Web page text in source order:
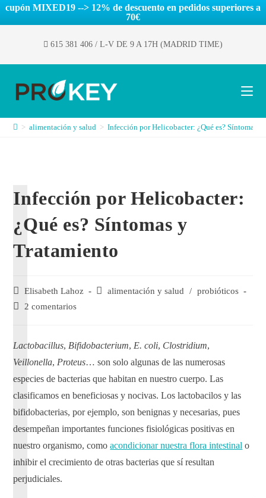
cupón MIXED19 --> 12% de descuento en pedidos superiores a
70€
615 381 406 / L-V DE 9 A 17H (MADRID TIME)
> alimentación y salud > Infección por Helicobacter: ¿Qué es? Síntomas
Infección por Helicobacter:
¿Qué es? Síntomas y
Tratamiento
Elisabeth Lahoz alimentación y salud / probióticos
2 comentarios
Lactobacillus, Bifidobacterium, E. coli, Clostridium,
Veillonella, Proteus… son solo algunas de las numerosas
especies de bacterias que habitan en nuestro cuerpo. Las
clasificamos en beneficiosas y nocivas. Los lactobacilos y las
bifidobacterias, por ejemplo, son benignas y necesarias, pues
desempeñan importantes funciones fisiológicas positivas en
nuestro organismo, comoacondicionar nuestra flora intestinal o
inhibir el crecimiento de otras bacterias que sí resultan
perjudiciales.